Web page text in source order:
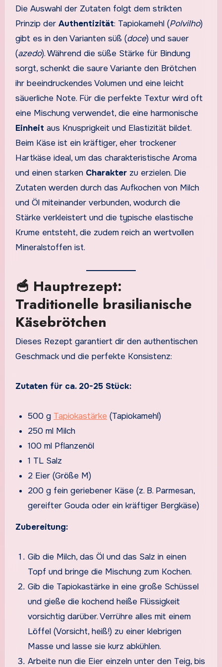
Die Auswahl der Zutaten folgt dem strikten
Prinzip der Authentizität: Tapiokamehl (Polvilho)
gibt es in den Varianten süß (doce) und sauer
(azedo). Während die süße Stärke für Bindung
sorgt, schenkt die saure Variante den Brötchen
ihr beeindruckendes Volumen und eine leicht
säuerliche Note. Für die perfekte Textur wird oft
eine Mischung verwendet, die eine harmonische
Einheit aus Knusprigkeit und Elastizität bildet.
Beim Käse ist ein kräftiger, eher trockener
Hartkäse ideal, um das charakteristische Aroma
und einen starken Charakterzu erzielen. Die
Zutaten werden durch das Aufkochen von Milch
und Öl miteinander verbunden, wodurch die
Stärke verkleistert und die typische elastische
Krume entsteht, die zudem reich an wertvollen
Mineralstoffen ist.
🥣 Hauptrezept:
Traditionelle brasilianische
Käsebrötchen
Dieses Rezept garantiert dir den authentischen
Geschmack und die perfekte Konsistenz:
Zutaten für ca. 20-25 Stück:
500 g Tapiokastärke (Tapiokamehl)
250 ml Milch
100 ml Pflanzenöl
1 TL Salz
2 Eier (Größe M)
200 g fein geriebener Käse (z. B. Parmesan,
gereifter Gouda oder ein kräftiger Bergkäse)
Zubereitung:
Gib die Milch, das Öl und das Salz in einen
Topf und bringe die Mischung zum Kochen.
Gib die Tapiokastärke in eine große Schüssel
und gieße die kochend heiße Flüssigkeit
vorsichtig darüber. Verrühre alles mit einem
Löffel (Vorsicht, heiß!) zu einer klebrigen
Masse und lasse sie kurz abkühlen.
Arbeite nun die Eier einzeln unter den Teig, bis